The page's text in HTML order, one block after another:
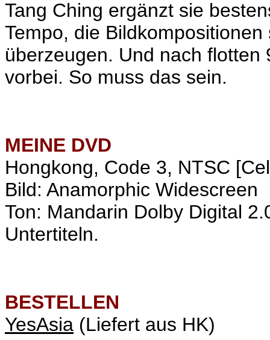
Tang Ching ergänzt sie
Tempo, die
überzeugen. Und nach
vorbei. So muss das sein.
MEINE DVD
Hongkong, Code 3, NTSC
Bild: Anamorphic Widescreen
Ton: Mandarin Dolby Digital
Untertiteln.
BESTELLEN
YesAsia (Liefert aus HK)